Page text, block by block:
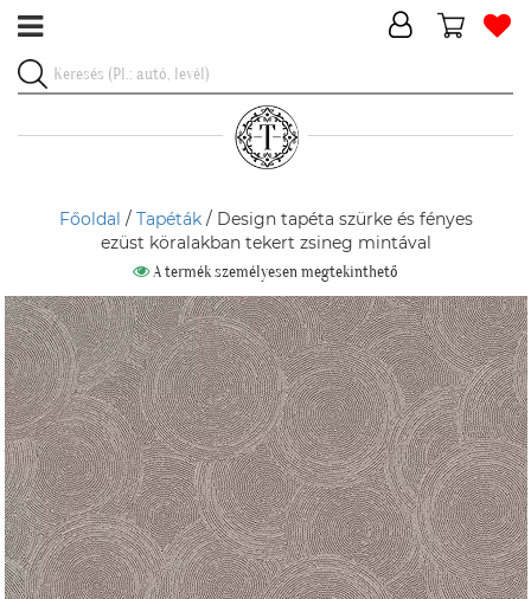
Főoldal / Tapéták/ Design tapéta szürke és fényes
ezüst köralakban tekert zsineg mintával
A termék személyesen megtekinthető